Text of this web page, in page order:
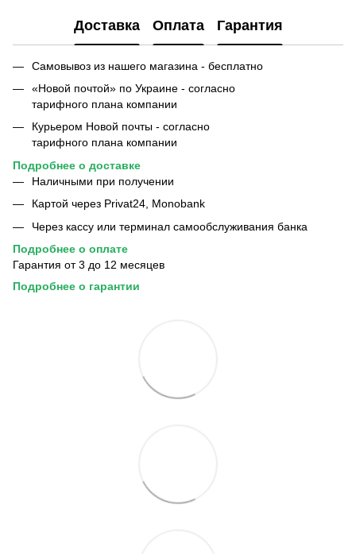
Доставка Оплата Гарантия
Самовывоз из нашего магазина - бесплатно
«Новой почтой» по Украине - согласно
тарифного плана компании
Курьером Новой почты - согласно
тарифного плана компании
Подробнее о доставке
Наличными при получении
Картой через Privat24, Monobank
Через кассу или терминал самообслуживания банка
Подробнее о оплате
Гарантия от 3 до 12 месяцев
Подробнее о гарантии